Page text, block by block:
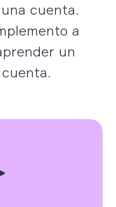
cuenta.
a
un